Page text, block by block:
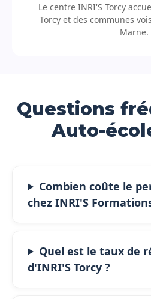
Le centre INRI'S Torcy
Torcy et des communes
Marne.
Questions
Auto-
Combien coûte le
chez INRI'S
Quel est le taux de
d'INRI'S Torcy ?